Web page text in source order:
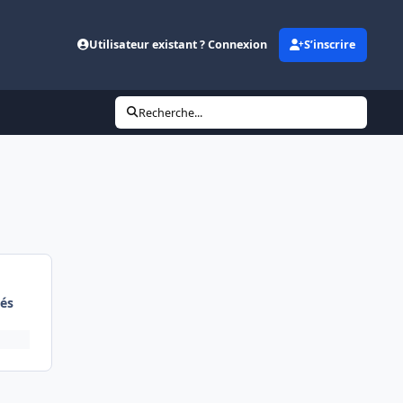
Utilisateur existant ? Connexion S’inscrire
Recherche...